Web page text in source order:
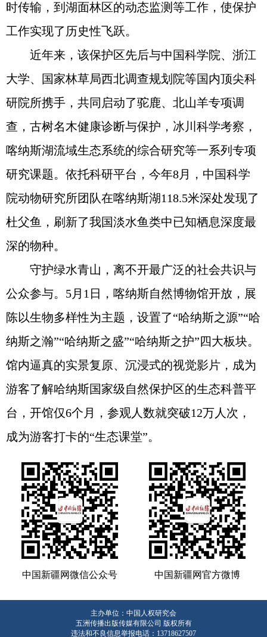
时传输，到湖面林区的动态监测等工作，使保护
工作实现了历史性飞跃。
近年来，该保护区先后与中国科学院、浙江
大学、国家林草局西北调查规划院等国内顶尖科
研院所携手，共同启动了驼鹿、北山羊专项调
查，古树名木健康诊断与保护，冰川科学考察，
喀纳斯湖流域生态系统的综合研究等一系列专项
研究课题。依托科研平台，今年8月，中国科学
院动物研究所团队在喀纳斯湖118.5米深处发现了
杜父鱼，刷新了我国淡水鱼类中已知栖息深度最
深的物种。
守护绿水青山，离不开最广泛的社会共识与
公众参与。5月1日，喀纳斯自然博物馆开放，展
陈以生物多样性为主题，设置了“哈纳斯之源”“哈
纳斯之瀚”“哈纳斯之盛”“哈纳斯之护”四大板块。
馆内逼真的实景复原、沉浸式的视觉影片，成为
游客了解哈纳斯国家级自然保护区的生态科普平
台，开馆仅6个月，参观人数就突破12万人次，
成为游客打卡的“生态课堂”。
中国新疆网微信公众号 中国新疆网官方微博
主办单位：中国人权研究会
五洲传播出版传媒有限公司 版权所有
违法和不良信息举报电话：13718627507